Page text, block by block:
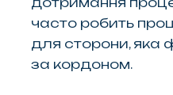
часто робить
для сторони, яка
за кордоном.